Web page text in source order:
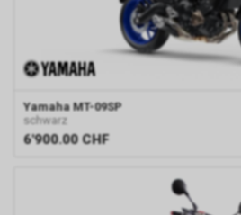
Yamaha MT-09SP
schwarz
6'900.00 CHF